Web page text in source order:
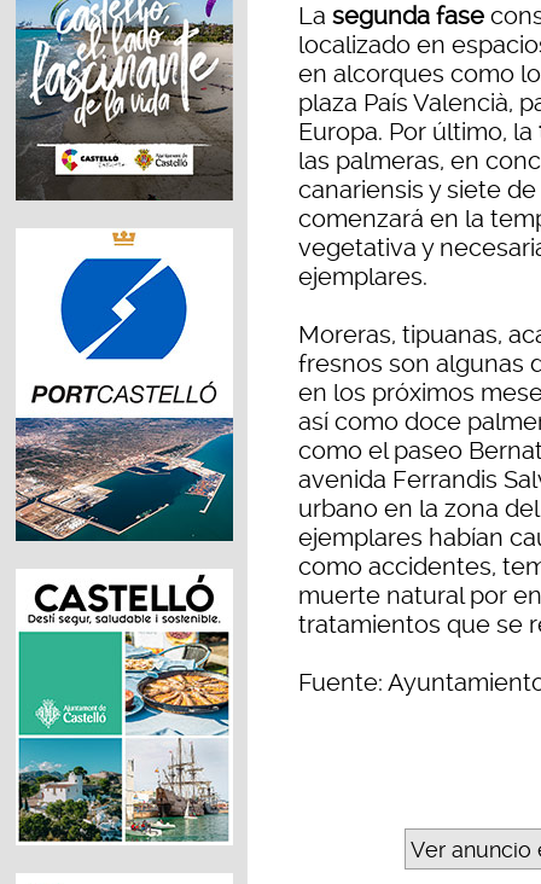
La segunda fase
localizado en
en alcorques como
plaza País Valencià,
Europa. Por último, la
las palmeras, en
canariensis y siete
comenzará en la
vegetativa y
ejemplares.
Moreras, tipuanas,
fresnos son algunas
en los próximos
así como doce
como el paseo
avenida Ferrandis
urbano en la zona
ejemplares habían
como accidentes,
muerte natural por
tratamientos que se
Fuente:
Ver anuncio